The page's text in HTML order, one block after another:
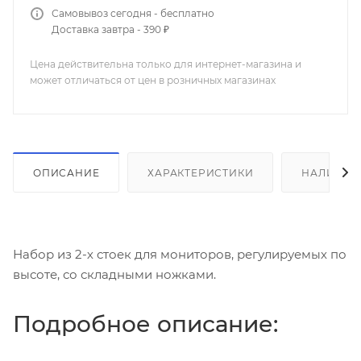
Самовывоз сегодня - бесплатно
Доставка завтра - 390 ₽
Цена действительна только для интернет-магазина и
может отличаться от цен в розничных магазинах
ОПИСАНИЕ ХАРАКТЕРИСТИКИ НАЛИЧИЕ
Набор из 2-х стоек для мониторов, регулируемых по
высоте, со складными ножками.
Подробное описание: